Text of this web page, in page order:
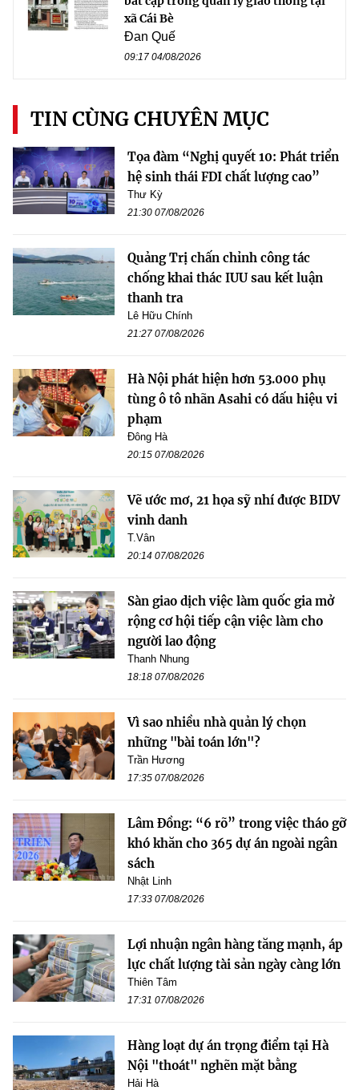
xã Cái Bè
Đan Quế
09:17 04/08/2026
TIN CÙNG CHUYÊN MỤC
Tọa đàm “Nghị quyết 10: Phát triển
hệ sinh thái FDI chất lượng cao”
Thư Kỳ
21:30 07/08/2026
Quảng Trị chấn chỉnh công tác
chống khai thác IUU sau kết luận
thanh tra
Lê Hữu Chính
21:27 07/08/2026
Hà Nội phát hiện hơn 53.000 phụ
tùng ô tô nhãn Asahi có dấu hiệu vi
phạm
Đông Hà
20:15 07/08/2026
Vẽ ước mơ, 21 họa sỹ nhí được BIDV
vinh danh
T.Vân
20:14 07/08/2026
Sàn giao dịch việc làm quốc gia mở
rộng cơ hội tiếp cận việc làm cho
người lao động
Thanh Nhung
18:18 07/08/2026
Vì sao nhiều nhà quản lý chọn
những "bài toán lớn"?
Trần Hương
17:35 07/08/2026
Lâm Đồng: “6 rõ” trong việc tháo gỡ
khó khăn cho 365 dự án ngoài ngân
sách
Nhật Linh
17:33 07/08/2026
Lợi nhuận ngân hàng tăng mạnh, áp
lực chất lượng tài sản ngày càng lớn
Thiên Tâm
17:31 07/08/2026
Hàng loạt dự án trọng điểm tại Hà
Nội "thoát" nghẽn mặt bằng
Hải Hà